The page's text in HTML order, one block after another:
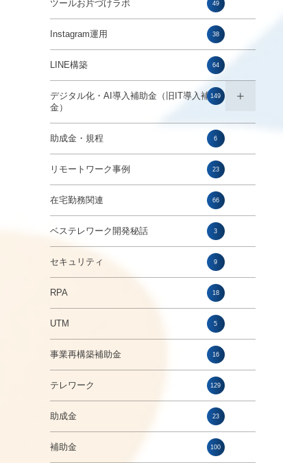
ツールお片づけラボ 49
Instagram運用 38
LINE構築 64
デジタル化・AI導入補助金（旧IT導入補助
金）
149
助成金・規程 6
リモートワーク事例 23
在宅勤務関連 66
ベステレワーク開発秘話 3
セキュリティ 9
RPA 18
UTM 5
事業再構築補助金 16
テレワーク 129
助成金 23
補助金 100